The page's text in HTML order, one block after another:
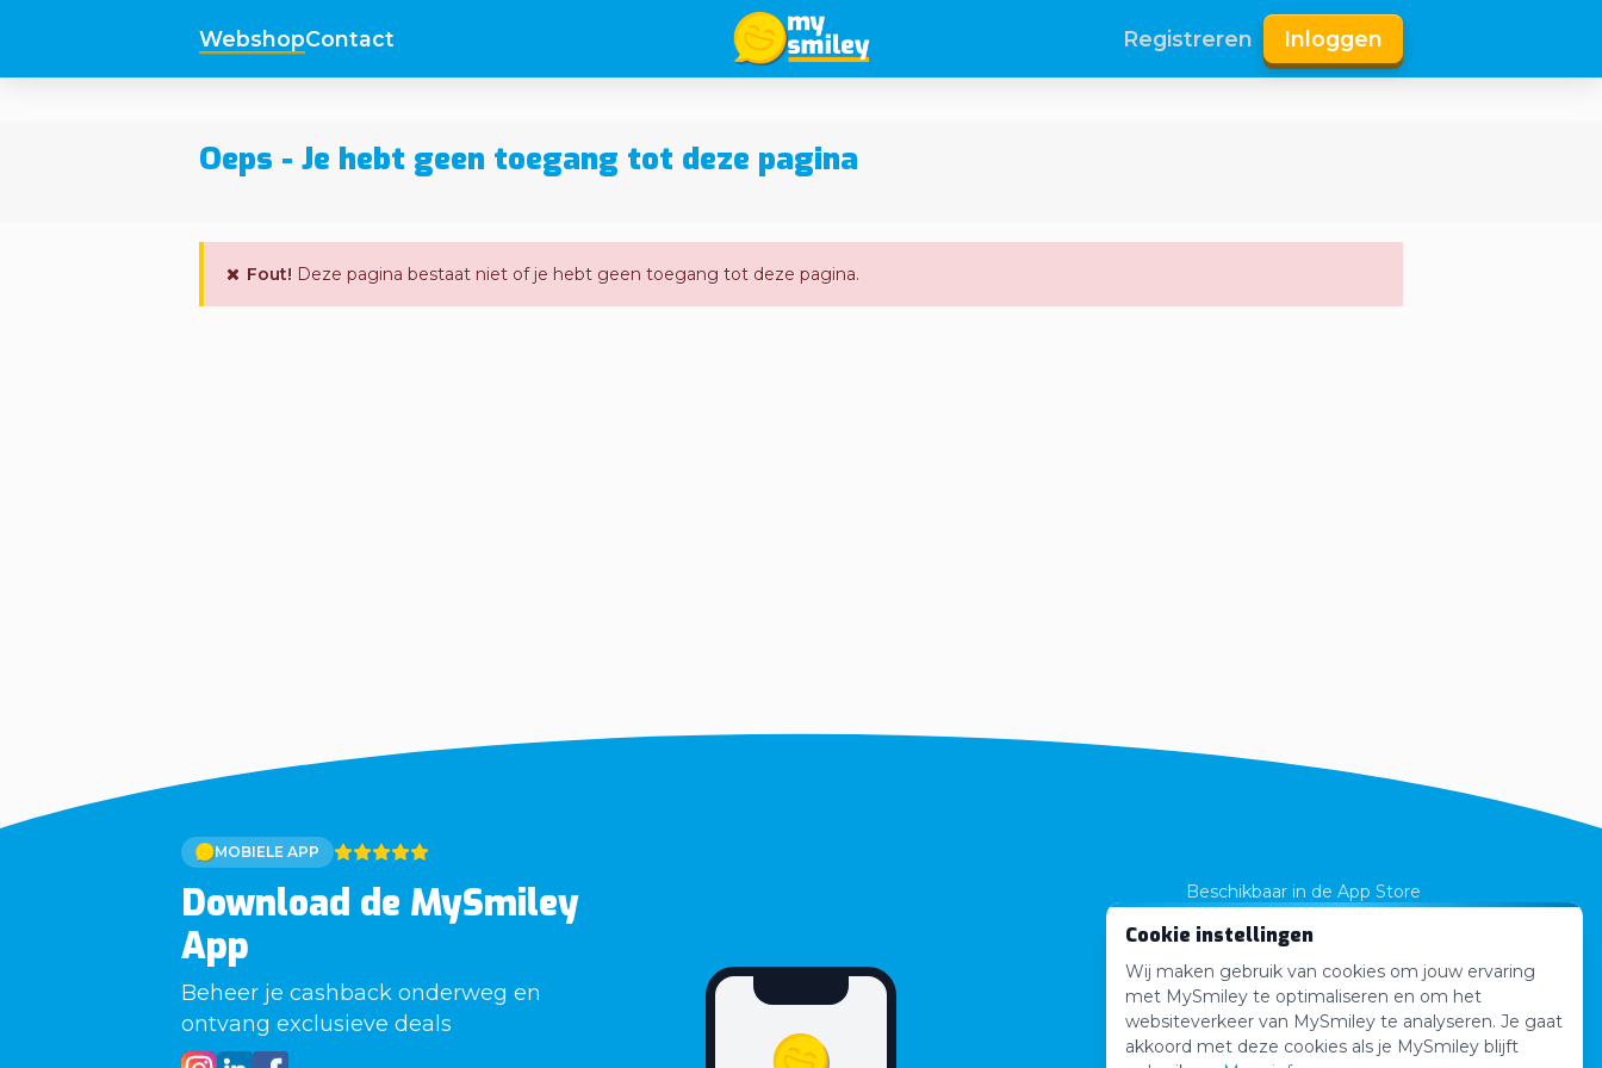
Cookie instellingen
Wij maken gebruik van cookies om jouw ervaring
met MySmiley te optimaliseren en om het
websiteverkeer van MySmiley te analyseren. Je gaat
akkoord met deze cookies als je MySmiley blijft
WebshopContact Registreren Inloggen
Oeps - Je hebt geen toegang tot deze pagina
Fout! Deze pagina bestaat niet of je hebt geen toegang tot deze pagina.
MOBIELE APP
Download de MySmiley
App
Beheer je cashback onderweg en
ontvang exclusieve deals
Beschikbaar in de App Store
App Store
Volledig Gratis!